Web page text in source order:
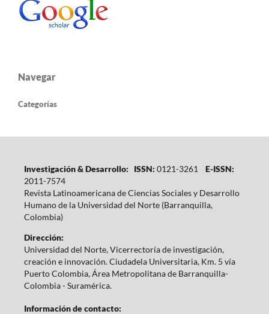
Navegar
Categorías
Investigación & Desarrollo: ISSN: 0121-3261
E-ISSN:
2011-7574
Revista Latinoamericana de Ciencias Sociales y Desarrollo
Humano de la Universidad del Norte (Barranquilla,
Colombia)
Dirección:
Universidad del Norte, Vicerrectoría de investigación,
creación e innovación. Ciudadela Universitaria, Km. 5 vía
Puerto Colombia, Área Metropolitana de Barranquilla-
Colombia - Suramérica.
Información de contacto: